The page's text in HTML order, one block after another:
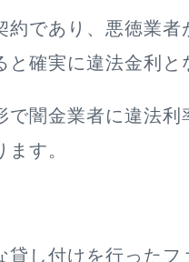
約であり、悪徳業者
と確実に違法金利と
で闇金業者に違法
す。
貸し付けを行ったフ